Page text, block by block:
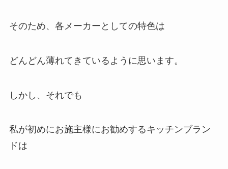
そのため、各メーカーとしての特色は
どんどん薄れてきているように思います。
しかし、それでも
私が初めにお施主様にお勧めするキッチンブラン
ドは